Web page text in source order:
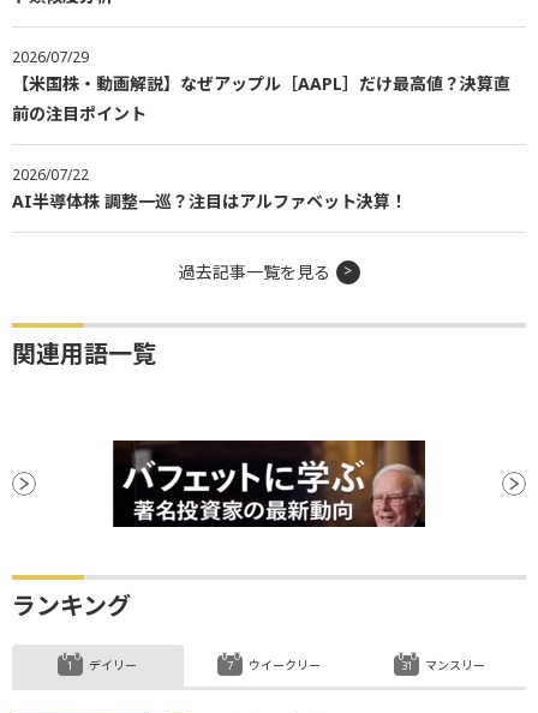
2026/07/29
【米国株・動画解説】なぜアップル［AAPL］だけ最高値？決算直
前の注目ポイント
2026/07/22
AI半導体株 調整一巡？注目はアルファベット決算！
過去記事一覧を見る
関連用語一覧
ランキング
デイリー ウイークリー マンスリー